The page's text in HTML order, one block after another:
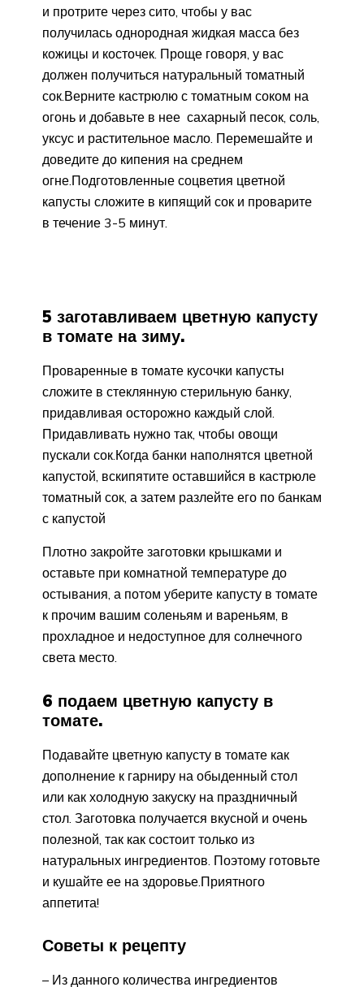
и протрите через сито, чтобы у вас
получилась однородная жидкая масса без
кожицы и косточек. Проще говоря, у вас
должен получиться натуральный томатный
сок.Верните кастрюлю с томатным соком на
огонь и добавьте в нее сахарный песок, соль,
уксус и растительное масло. Перемешайте и
доведите до кипения на среднем
огне.Подготовленные соцветия цветной
капусты сложите в кипящий сок и проварите
в течение 3-5 минут.
5 заготавливаем цветную капусту
в томате на зиму.
Проваренные в томате кусочки капусты
сложите в стеклянную стерильную банку,
придавливая осторожно каждый слой.
Придавливать нужно так, чтобы овощи
пускали сок.Когда банки наполнятся цветной
капустой, вскипятите оставшийся в кастрюле
томатный сок, а затем разлейте его по банкам
с капустой
Плотно закройте заготовки крышками и
оставьте при комнатной температуре до
остывания, а потом уберите капусту в томате
к прочим вашим соленьям и вареньям, в
прохладное и недоступное для солнечного
света место.
6 подаем цветную капусту в
томате.
Подавайте цветную капусту в томате как
дополнение к гарниру на обыденный стол
или как холодную закуску на праздничный
стол. Заготовка получается вкусной и очень
полезной, так как состоит только из
натуральных ингредиентов. Поэтому готовьте
и кушайте ее на здоровье.Приятного
аппетита!
Советы к рецепту
– Из данного количества ингредиентов